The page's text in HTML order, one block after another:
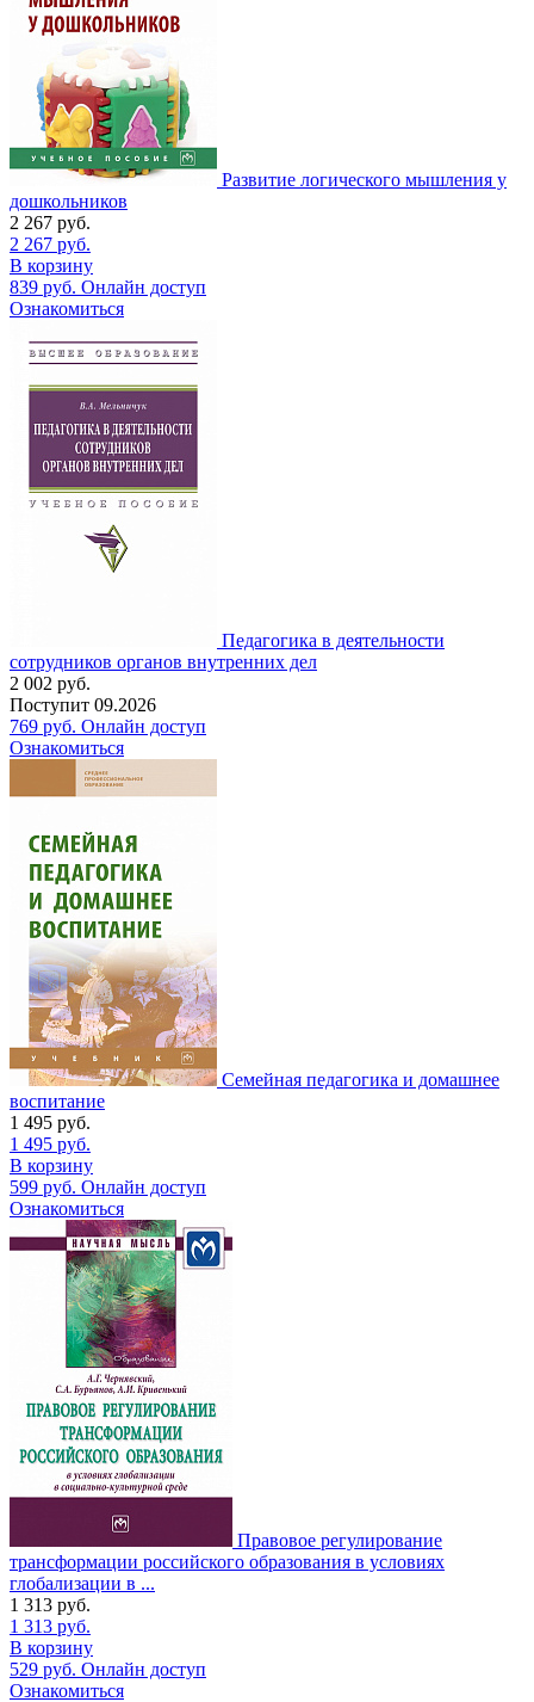
Развитие логического мышления у
дошкольников
2 267 руб.
2 267 руб.
В корзину
839 руб. Онлайн доступ
Ознакомиться
Педагогика в деятельности
сотрудников органов внутренних дел
2 002 руб.
Поступит 09.2026
769 руб. Онлайн доступ
Ознакомиться
Семейная педагогика и домашнее
воспитание
1 495 руб.
1 495 руб.
В корзину
599 руб. Онлайн доступ
Ознакомиться
Правовое регулирование
трансформации российского образования в условиях
глобализации в ...
1 313 руб.
1 313 руб.
В корзину
529 руб. Онлайн доступ
Ознакомиться